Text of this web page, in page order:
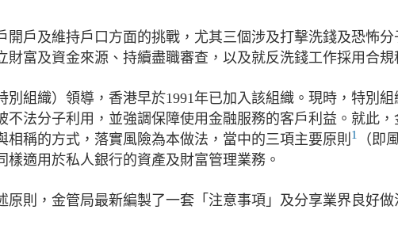
開戶及維持戶口方面的挑戰，尤其三個涉及打擊洗錢及恐怖分
富及資金來源、持續盡職審查，以及就反洗錢工作採用合規
別組織）領導，香港早於1991年已加入該組織。現時，特別組
法分子利用，並強調保障使用金融服務的客戶利益。就此，
稱的方式，落實風險為本做法，當中的三項主要原則 1
（即
適用於私人銀行的資產及財富管理業務。
則，金管局最新編製了一套「注意事項」及分享業界良好做